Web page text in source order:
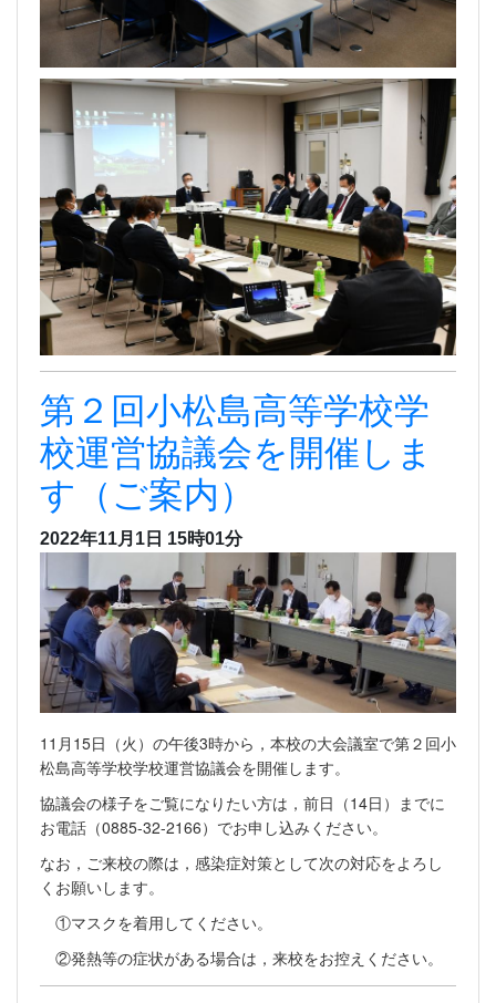
第２回小松島高等学校学
校運営協議会を開催しま
す（ご案内）
2022年11月1日 15時01分
11月15日（火）の午後3時から，本校の大会議室で第２回小
松島高等学校学校運営協議会を開催します。
協議会の様子をご覧になりたい方は，前日（14日）までに
お電話（0885-32-2166）でお申し込みください。
なお，ご来校の際は，感染症対策として次の対応をよろし
くお願いします。
①マスクを着用してください。
②発熱等の症状がある場合は，来校をお控えください。